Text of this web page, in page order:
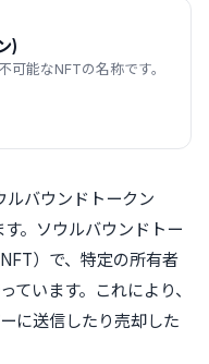
)
能なNFTの名称です。
ルバウンドトークン
す。ソウルバウンドトー
）で、特定の所有者
ています。これにより、
に送信したり売却した